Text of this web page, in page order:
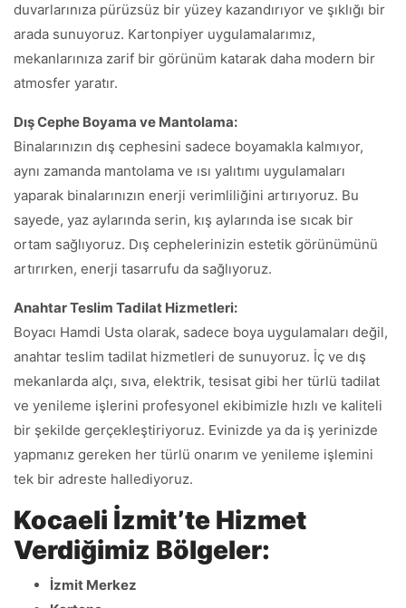
duvarlarınıza pürüzsüz bir yüzey kazandırıyor ve şıklığı bir
arada sunuyoruz. Kartonpiyer uygulamalarımız,
mekanlarınıza zarif bir görünüm katarak daha modern bir
atmosfer yaratır.
Dış Cephe Boyama ve Mantolama:
Binalarınızın dış cephesini sadece boyamakla kalmıyor,
aynı zamanda mantolama ve ısı yalıtımı uygulamaları
yaparak binalarınızın enerji verimliliğini artırıyoruz. Bu
sayede, yaz aylarında serin, kış aylarında ise sıcak bir
ortam sağlıyoruz. Dış cephelerinizin estetik görünümünü
artırırken, enerji tasarrufu da sağlıyoruz.
Anahtar Teslim Tadilat Hizmetleri:
Boyacı Hamdi Usta olarak, sadece boya uygulamaları değil,
anahtar teslim tadilat hizmetleri de sunuyoruz. İç ve dış
mekanlarda alçı, sıva, elektrik, tesisat gibi her türlü tadilat
ve yenileme işlerini profesyonel ekibimizle hızlı ve kaliteli
bir şekilde gerçekleştiriyoruz. Evinizde ya da iş yerinizde
yapmanız gereken her türlü onarım ve yenileme işlemini
tek bir adreste hallediyoruz.
Kocaeli İzmit’te Hizmet
Verdiğimiz Bölgeler:
İzmit Merkez